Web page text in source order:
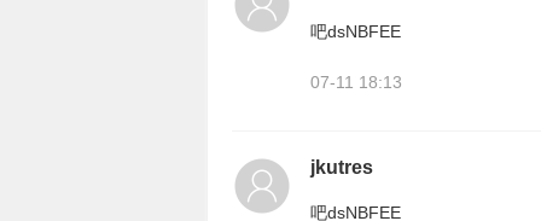
吧dsNBFEE
07-11 18:13
jkutres
吧dsNBFEE